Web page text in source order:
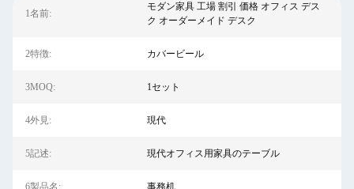
1名前:
モダン家具 工場 割引 価格 オフィス デス
ク オーダーメイド デスク
2特徴: カバービール
3MOQ: 1セット
4外見: 現代
5記述: 現代オフィス用家具のテーブル
6製品名: 事務机